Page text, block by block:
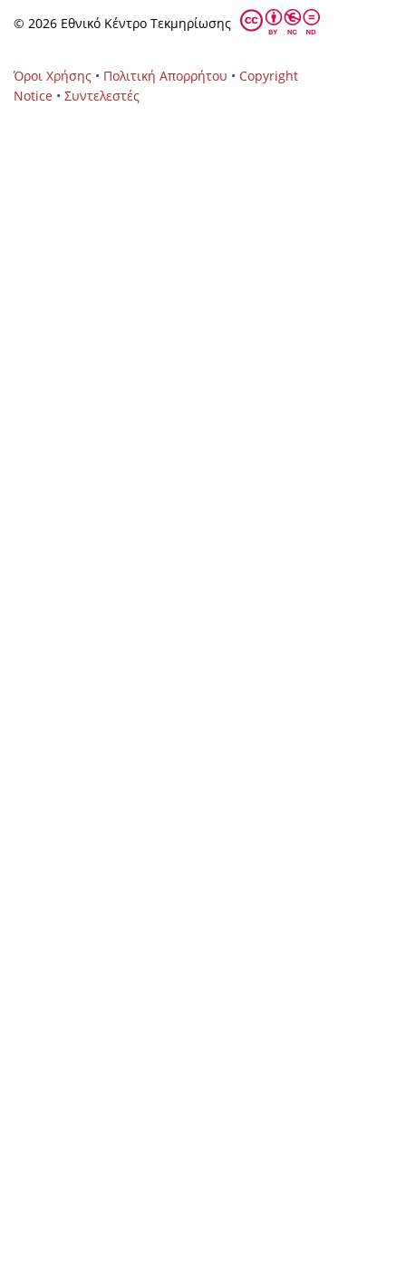
© 2026 Eθνικό Κέντρο Τεκμηρίωσης
Όροι Χρήσης • Πολιτική Απορρήτου • Copyright
Notice • Συντελεστές